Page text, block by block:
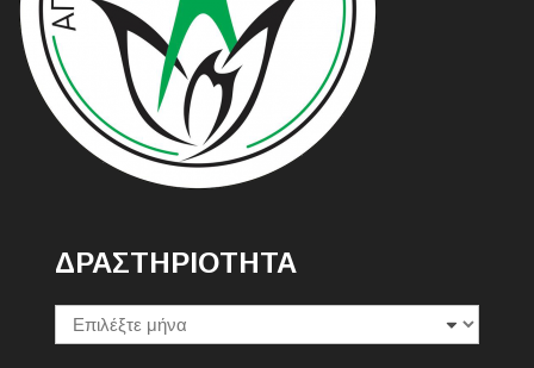
ΔΡΑΣΤΗΡΙΟΤΗΤΑ
Δραστηριοτητα